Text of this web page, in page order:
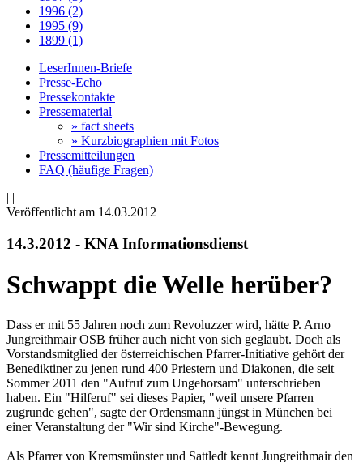
1996 (2)
1995 (9)
1899 (1)
LeserInnen-Briefe
Presse-Echo
Pressekontakte
Pressematerial
» fact sheets
» Kurzbiographien mit Fotos
Pressemitteilungen
FAQ (häufige Fragen)
| |
Veröffentlicht am 14­.03.2012
14.3.2012 - KNA Informationsdienst
Schwappt die Welle herüber?
Dass er mit 55 Jahren noch zum Revoluzzer wird, hätte P. Arno
Jungreithmair OSB früher auch nicht von sich geglaubt. Doch als
Vorstandsmitglied der österreichischen Pfarrer-Initiative gehört der
Benediktiner zu jenen rund 400 Priestern und Diakonen, die seit
Sommer 2011 den "Aufruf zum Ungehorsam" unterschrieben
haben. Ein "Hilferuf" sei dieses Papier, "weil unsere Pfarren
zugrunde gehen", sagte der Ordensmann jüngst in München bei
einer Veranstaltung der "Wir sind Kirche"-Bewegung.
Als Pfarrer von Kremsmünster und Sattledt kennt Jungreithmair den